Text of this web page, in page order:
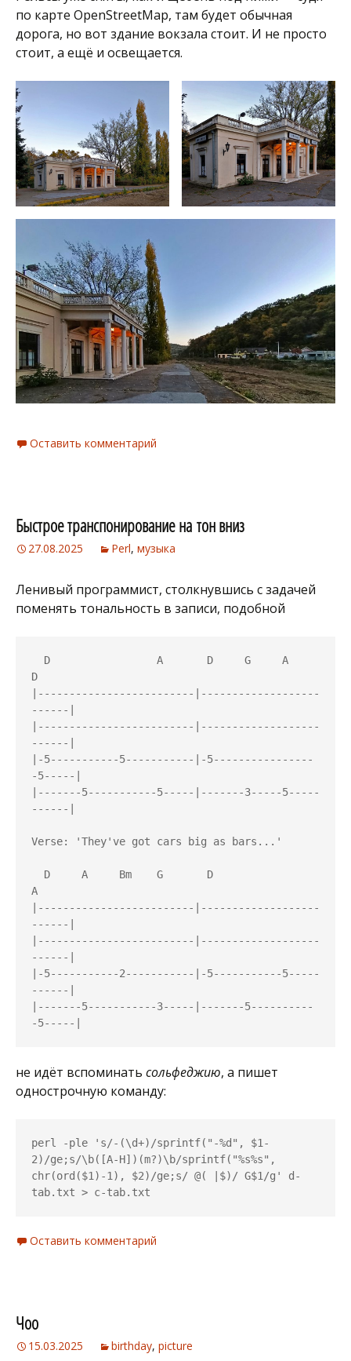
по карте OpenStreetMap, там будет обычная
дорога, но вот здание вокзала стоит. И не просто
стоит, а ещё и освещается.
Оставить комментарий
Быстрое транспонирование на тон вниз
27.08.2025 Perl, музыка
Ленивый программист, столкнувшись с задачей
поменять тональность в записи, подобной
D
|-------------------------|-------------------
------|
|-------------------------|-------------------
------|
|-5-----------5-----------|-5----------------
-5-----|
|-------5-----------5-----|-------3-----5-----
------|
Verse: 'They've got cars big as bars...'
A
|-------------------------|-------------------
------|
|-------------------------|-------------------
------|
|-5-----------2-----------|-5-----------5-----
------|
|-------5-----------3-----|-------5----------
не идёт вспоминать сольфеджию, а пишет
однострочную команду:
perl -ple 's/-(\d+)/sprintf("-%d", $1-
2)/ge;s/\b([A-H])(m?)\b/sprintf("%s%s",
chr(ord($1)-1), $2)/ge;s/ @( |$)/ G$1/g' d-
tab.txt > c-tab.txt
Оставить комментарий
Чоо
15.03.2025 birthday, picture